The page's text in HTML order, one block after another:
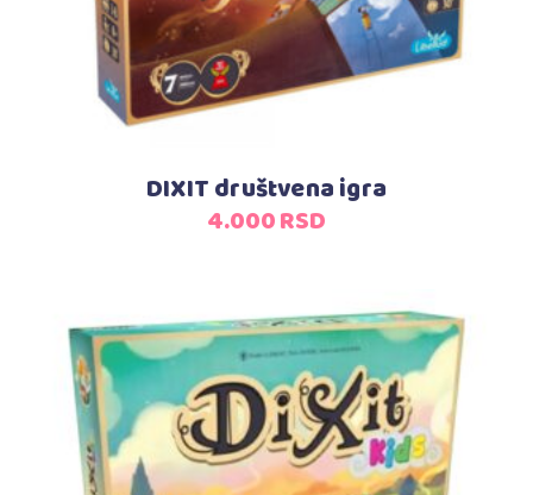
DIXIT društvena igra
4.000RSD